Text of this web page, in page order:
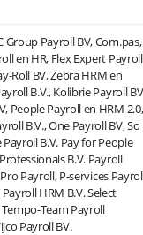
Group Payroll BV, Com.pas,
en HR, Flex Expert Payroll
Roll BV, Zebra HRM en
B.V., Kolibrie Payroll
People Payroll en HRM 2.0,
B.V., One Payroll BV, So
B.V. Pay for People
B.V. Payroll
Payroll, P-services
HRM B.V. Select
Team Payroll
Payroll BV.